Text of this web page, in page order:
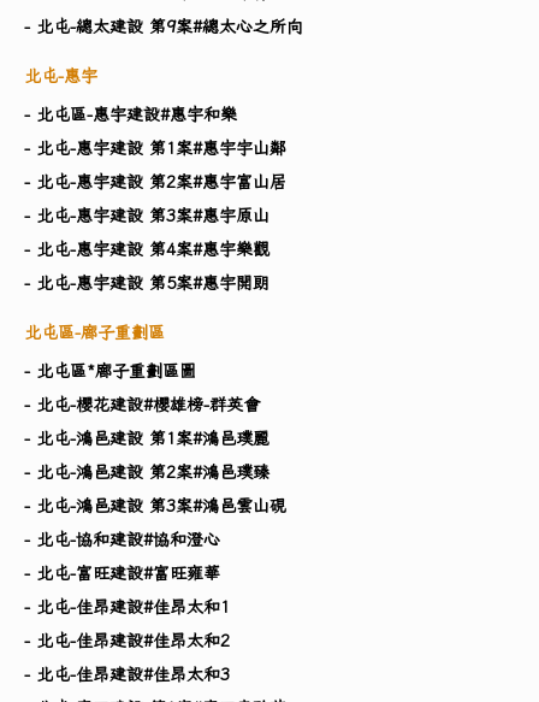
- 北屯-總太建設 第9案#總太心之所向
北屯-惠宇
- 北屯區-惠宇建設#惠宇和樂
- 北屯-惠宇建設 第1案#惠宇宇山鄰
- 北屯-惠宇建設 第2案#惠宇富山居
- 北屯-惠宇建設 第3案#惠宇原山
- 北屯-惠宇建設 第4案#惠宇樂觀
- 北屯-惠宇建設 第5案#惠宇開朗
北屯區-廍子重劃區
- 北屯區*廍子重劃區圖
- 北屯-櫻花建設#櫻雄榜-群英會
- 北屯-鴻邑建設 第1案#鴻邑璞麗
- 北屯-鴻邑建設 第2案#鴻邑璞臻
- 北屯-鴻邑建設 第3案#鴻邑雲山硯
- 北屯-協和建設#協和澄心
- 北屯-富旺建設#富旺雍華
- 北屯-佳昂建設#佳昂太和1
- 北屯-佳昂建設#佳昂太和2
- 北屯-佳昂建設#佳昂太和3